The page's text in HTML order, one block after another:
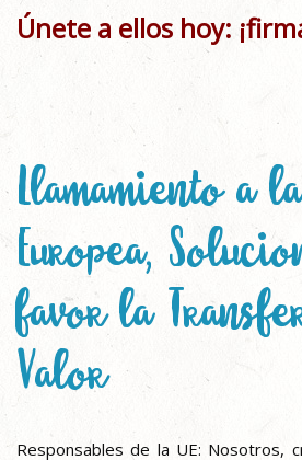
Únete a ellos hoy:
Llamamiento a
Europea,
favor la
Valor
Responsables de la UE: Nosotros,